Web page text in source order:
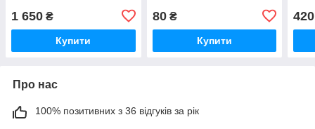
1 650 ₴
Купити
80₴
Купити
420
Про нас
100% позитивних з 36 відгуків за рік